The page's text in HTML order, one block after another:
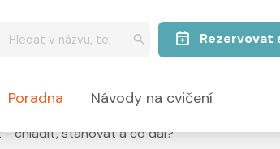
Rezervovat
Poradna Návody na cvičení
- chladit, stahovat a co dál?